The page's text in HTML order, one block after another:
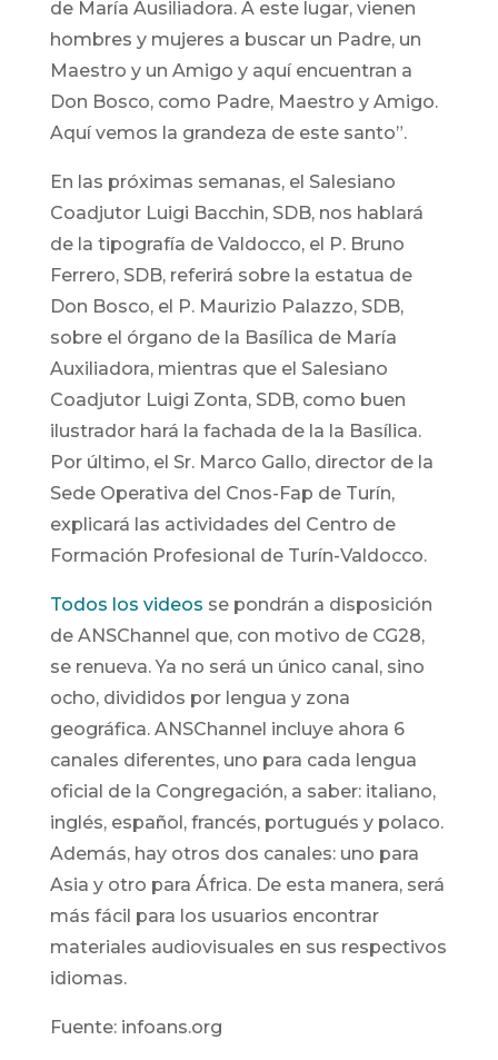
de María Ausiliadora. A este lugar, vienen
hombres y mujeres a buscar un Padre, un
Maestro y un Amigo y aquí encuentran a
Don Bosco, como Padre, Maestro y Amigo.
Aquí vemos la grandeza de este santo”.
En las próximas semanas, el Salesiano
Coadjutor Luigi Bacchin, SDB, nos hablará
de la tipografía de Valdocco, el P. Bruno
Ferrero, SDB, referirá sobre la estatua de
Don Bosco, el P. Maurizio Palazzo, SDB,
sobre el órgano de la Basílica de María
Auxiliadora, mientras que el Salesiano
Coadjutor Luigi Zonta, SDB, como buen
ilustrador hará la fachada de la la Basílica.
Por último, el Sr. Marco Gallo, director de la
Sede Operativa del Cnos-Fap de Turín,
explicará las actividades del Centro de
Formación Profesional de Turín-Valdocco.
Todos los videos se pondrán a disposición
de ANSChannel que, con motivo de CG28,
se renueva. Ya no será un único canal, sino
ocho, divididos por lengua y zona
geográfica. ANSChannel incluye ahora 6
canales diferentes, uno para cada lengua
oficial de la Congregación, a saber: italiano,
inglés, español, francés, portugués y polaco.
Además, hay otros dos canales: uno para
Asia y otro para África. De esta manera, será
más fácil para los usuarios encontrar
materiales audiovisuales en sus respectivos
idiomas.
Fuente: infoans.org